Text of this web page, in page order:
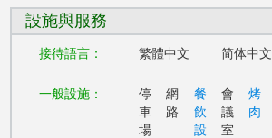
設施與服務
接待語言： 繁體中文 简体中文
一般設施：
停
車
場
網
路
餐
飲
設
會
議
室
烤
肉